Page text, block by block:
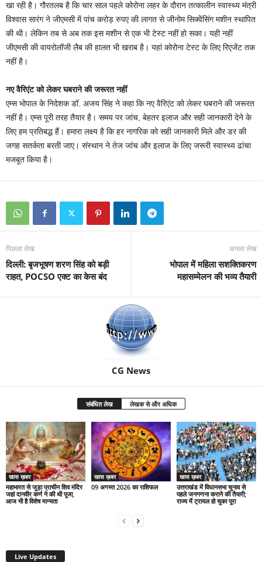
खा रही है। गौरतलब है कि चार साल पहले कोरोना लहर के दौरान तत्कालीन स्वास्थ्य मंत्री
विश्वास सारंग ने जीएमसी में पांच करोड़ रुपए की लागत से जीनोम सिक्वेंसिंग मशीन स्थापित
की थी। लेकिन तब से अब तक इस मशीन से एक भी टेस्ट नहीं हो सका। यही नहीं
जीएमसी की वायरोलॉजी लैब की हालत भी खराब है। यहां कोरोना टेस्ट के लिए रिएजेंट तक
नहीं है।
नए वैरिएंट को लेकर घबराने की जरूरत नहीं
एम्स भोपाल के निदेशक डॉ. अजय सिंह ने कहा कि नए वैरिएंट को लेकर घबराने की जरूरत
नहीं है। एम्स पूरी तरह तैयार है। समय पर जांच, बेहतर इलाज और सही जानकारी देने के
लिए हम प्रतिबद्ध हैं। हमारा लक्ष्य है कि हर नागरिक को सही जानकारी मिले और डर की
जगह सतर्कता बरती जाए। संस्थान ने तेज जांच और इलाज के लिए जरूरी स्वास्थ्य ढांचा
मजबूत किया है।
पिछला लेख
दिल्ली: बृजभूषण शरण सिंह को बड़ी
राहत, POCSO एक्ट का केस बंद
अगला लेख
भोपाल में महिला सशक्तिकरण
महासम्मेलन की भव्य तैयारी
CG News
संबंधित लेख लेखक से और अधिक
खास ख़बर
महाभारत से जुड़ा प्राचीन शिव मंदिर
जहां दानवीर कर्ण ने की थी पूजा,
आज भी है विशेष मान्यता
खास ख़बर
09 अगस्त 2026 का राशिफल
खास ख़बर
उत्तराखंड में विधानसभा चुनाव से
पहले जनगणना कराने की तैयारी;
राज्य में ट्रायल हो चुका पूरा
Live Updates